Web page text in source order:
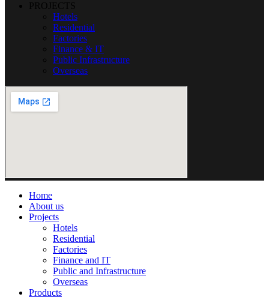
PROJECTS
Hotels
Residential
Factories
Finance & IT
Public Infrastructure
Overseas
Home
About us
Projects
Hotels
Residential
Factories
Finance and IT
Public and Infrastructure
Overseas
Products